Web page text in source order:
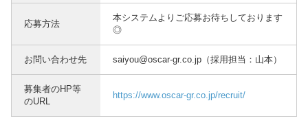
応募方法
本システムよりご応募お待ちしております
◎
お問い合わせ先 saiyou@oscar-gr.co.jp（採用担当：山本）
募集者のHP等
のURL
https://www.oscar-gr.co.jp/recruit/